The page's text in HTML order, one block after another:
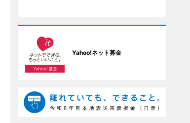
Yahoo!ネット募金